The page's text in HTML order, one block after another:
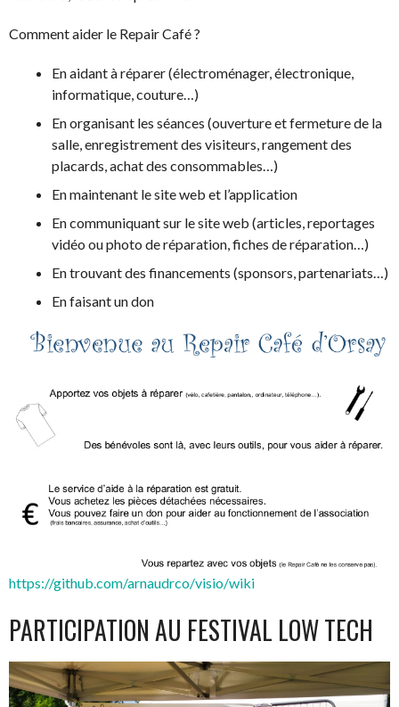
Comment aider le Repair Café ?
En aidant à réparer (électroménager, électronique,
informatique, couture…)
En organisant les séances (ouverture et fermeture de la
salle, enregistrement des visiteurs, rangement des
placards, achat des consommables…)
En maintenant le site web et l’application
En communiquant sur le site web (articles, reportages
vidéo ou photo de réparation, fiches de réparation…)
En trouvant des financements (sponsors, partenariats…)
En faisant un don
https://github.com/arnaudrco/visio/wiki
PARTICIPATION AU FESTIVAL LOW TECH